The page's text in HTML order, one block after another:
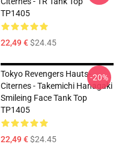
TP1405
22,49 €$24.45
Tokyo Revengers Hauts-
Citernes - Takemichi Hanagaki
Smileing Face Tank Top
TP1405
22,49 €$24.45
-20%